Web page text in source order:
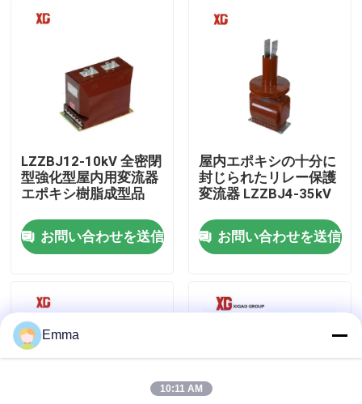
工場旅行
私達に連絡しなさい
引用を要求しなさい
空力荷重の壊れ目スイッチ
SF6負荷壊れ目スイッチ
電力配分の開閉装置
LZZBJ12-10kV 全密閉
型強化型屋内用変流器
エポキシ樹脂成型品
お問い合わせを送信
屋内エポキシの十分に
封じられたリレー保護
変流器 LZZBJ4-35kV
お問い合わせを送信
Emma
10:11 AM